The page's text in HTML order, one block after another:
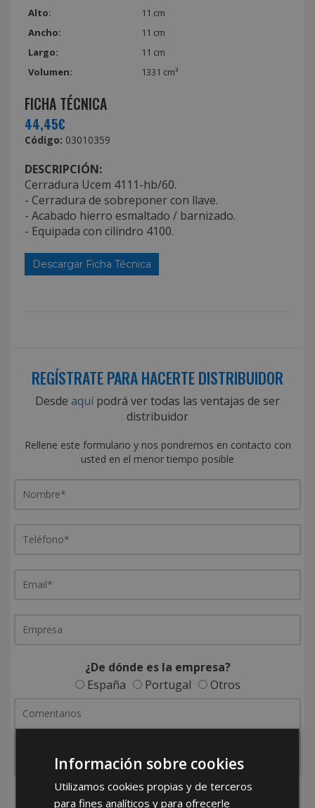
Alto:
11 cm
Ancho:
11 cm
Largo:
11 cm
Volumen:
1331 cm³
FICHA TÉCNICA
44,45€
Código: 03010359
DESCRIPCIÓN:
Cerradura Ucem 4111-hb/60.
- Cerradura de sobreponer con llave.
- Acabado hierro esmaltado / barnizado.
- Equipada con cilindro 4100.
Descargar Ficha Técnica
REGÍSTRATE PARA HACERTE DISTRIBUIDOR
Desde aquípodrá ver todas las ventajas de ser
distribuidor
Rellene este formulario y nos pondremos en contacto con
usted en el menor tiempo posible
¿De dónde es la empresa?
España
Portugal Otros
He leído y acepto laPolítica de Privacidad
Información sobre cookies
Utilizamos cookies propias y de terceros
para fines analíticos y para ofrecerle